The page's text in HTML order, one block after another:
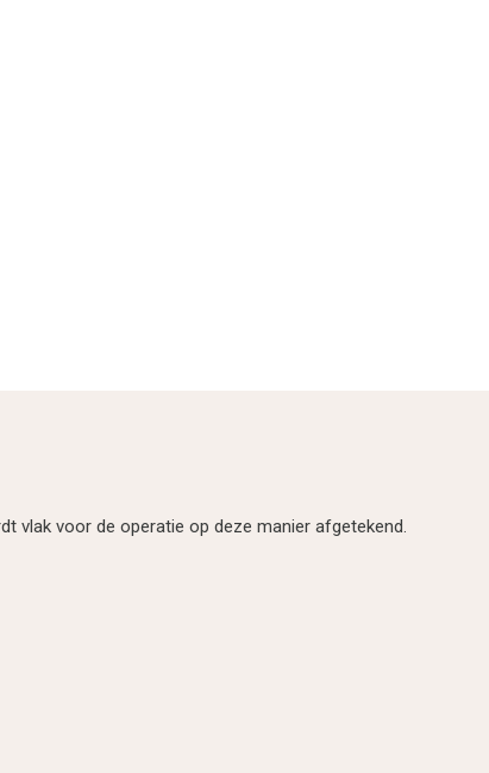
vlak voor de operatie op deze manier afgetekend.